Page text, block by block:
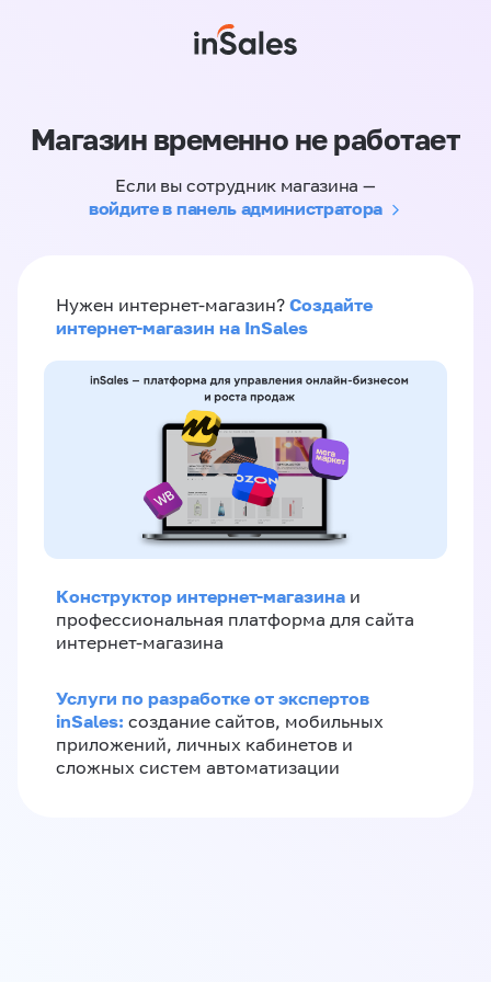
Магазин временно не работает
Если вы сотрудник магазина —
войдите в панель администратора
Нужен интернет-магазин? Создайте
интернет-магазин на InSales
Конструктор интернет-магазина и
профессиональная платформа для сайта
интернет-магазина
Услуги по разработке от экспертов
inSales: создание сайтов, мобильных
приложений, личных кабинетов и
сложных систем автоматизации